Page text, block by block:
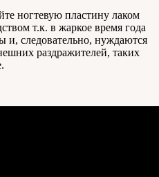
ногтевую пластину лаком
т.к. в жаркое время года
и, следовательно, нуждаются
раздражителей, таких